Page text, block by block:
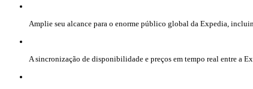
Amplie seu alcance para o enorme público global da Expedia,
A sincronização de disponibilidade e preços em tempo real entre a